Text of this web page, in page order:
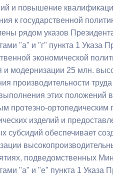
и повышение
к государственной
рядом указов
"а" и "г" пункта 1 Указа
экономической
и модернизации 25 млн.
производительности
этих положений
протезно-
изделий и
субсидий обеспечивает
подведомственных
"а" и "е" пункта 1 Указа